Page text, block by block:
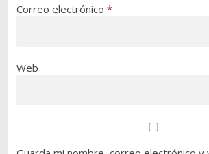
Correo electrónico *
Web